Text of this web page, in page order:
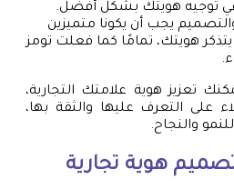
توجيه هويتك بشكل أفضل.
يجب أن يكونا متميزين
هويتك، تمامًا كما فعلت تومز
تعزيز هوية علامتك التجارية،
على التعرف عليها والثقة بها،
والنجاح.
هوية تجارية